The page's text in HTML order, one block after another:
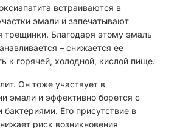
встраиваются в
эмали и запечатывают
трещинки. Благодаря этому эмаль
– снижается ее
к горячей, холодной, кислой пище.
Он тоже участвует в
эмали и эффективно борется с
бактериями. Его присутствие в
риск возникновения